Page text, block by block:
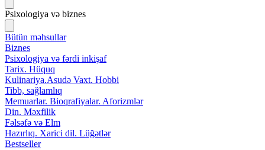
Psixologiya və biznes
Bütün məhsullar
Biznes
Psixologiya və fərdi inkişaf
Tarix. Hüquq
Kulinariya.Asudə Vaxt. Hobbi
Tibb, sağlamlıq
Memuarlar. Bioqrafiyalar. Aforizmlər
Din. Məxfilik
Fəlsəfə və Elm
Hazırlıq. Xarici dil. Lüğətlər
Bestseller